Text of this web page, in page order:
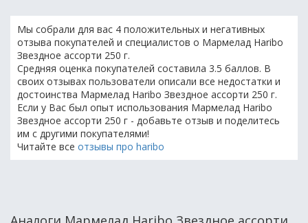
Мы собрали для вас 4 положительных и негативных
отзыва покупателей и специалистов о Мармелад Haribo
Звездное ассорти 250 г.
Средняя оценка покупателей составила 3.5 баллов. В
своих отзывах пользователи описали все недостатки и
достоинства Мармелад Haribo Звездное ассорти 250 г.
Если у Вас был опыт использования Мармелад Haribo
Звездное ассорти 250 г - добавьте отзыв и поделитесь
им с другими покупателями!
Читайте все отзывы про haribo